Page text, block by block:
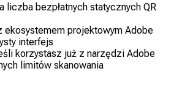
liczba bezpłatnych statycznych QR
ekosystemem projektowym Adobe
interfejs
korzystasz już z narzędzi Adobe
limitów skanowania